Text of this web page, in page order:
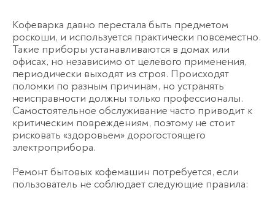
Кофеварка давно перестала быть предметом
роскоши, и используется практически повсеместно.
Такие приборы устанавливаются в домах или
офисах, но независимо от целевого применения,
периодически выходят из строя. Происходят
поломки по разным причинам, но устранять
неисправности должны только профессионалы.
Самостоятельное обслуживание часто приводит к
критическим повреждениям, поэтому не стоит
рисковать «здоровьем» дорогостоящего
электроприбора.
Ремонт бытовых кофемашин потребуется, если
пользователь не соблюдает следующие правила: